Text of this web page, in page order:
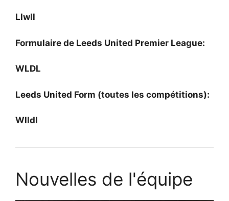
Llwll
Formulaire de Leeds United Premier League:
WLDL
Leeds United Form (toutes les compétitions):
Wlldl
Nouvelles de l'équipe